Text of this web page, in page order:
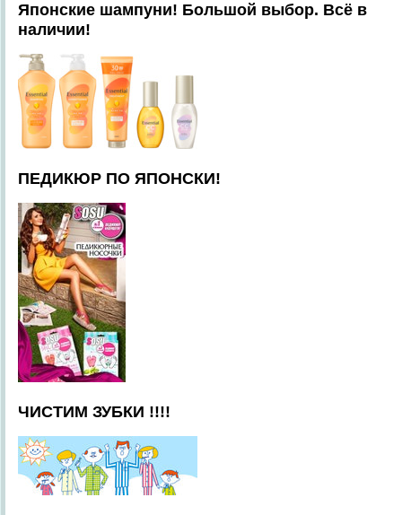
Японские шампуни! Большой выбор. Всё в
наличии!
ПЕДИКЮР ПО ЯПОНСКИ!
ЧИСТИМ ЗУБКИ !!!!